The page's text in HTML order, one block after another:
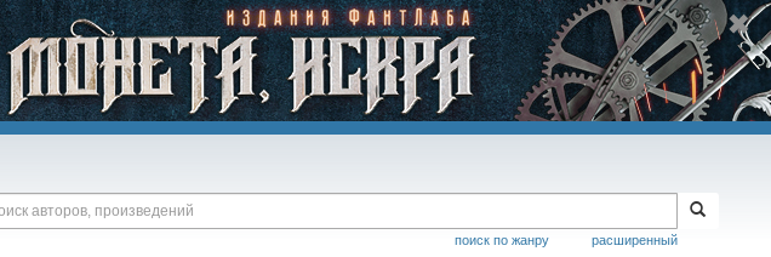
расширенный
поиск по жанру